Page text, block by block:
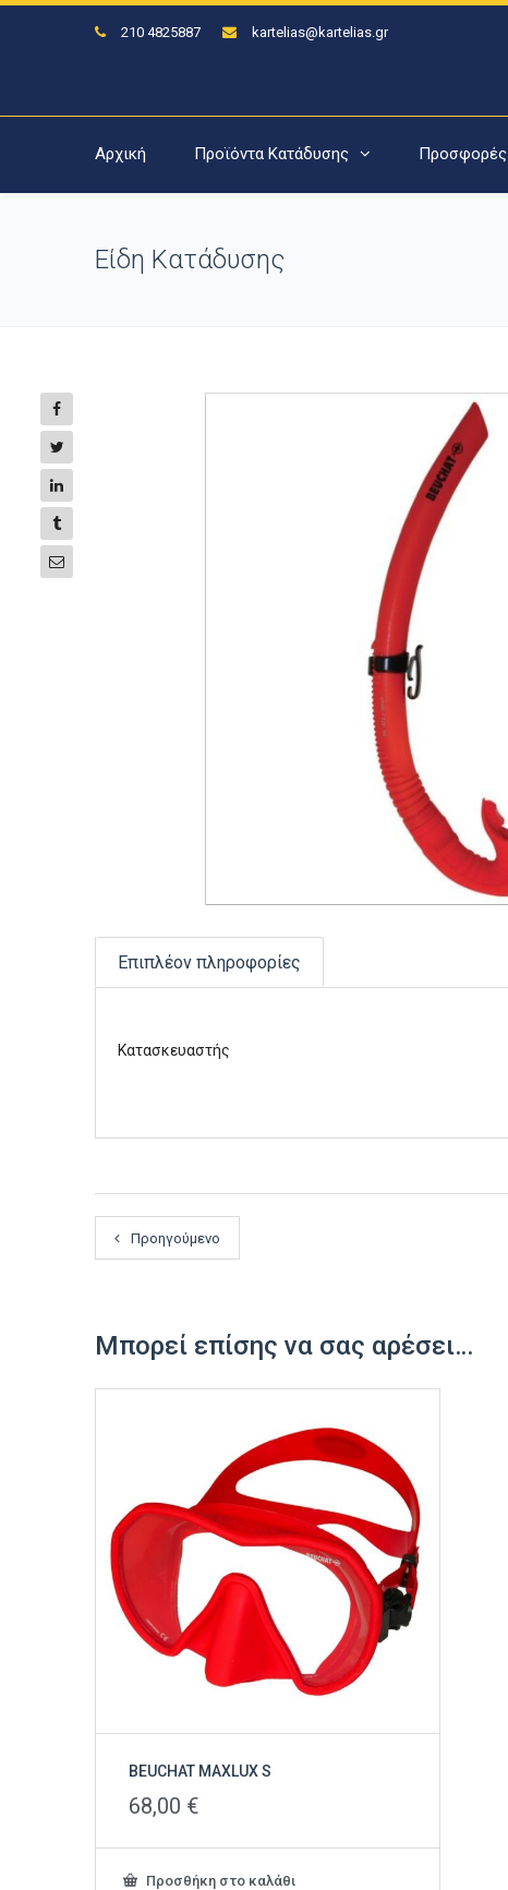
210 4825887 kartelias@kartelias.gr
Αρχική Προϊόντα Κατάδυσης Προσφορές
Είδη Κατάδυσης
Επιπλέον πληροφορίες
Κατασκευαστής
Προηγούμενο
Μπορεί επίσης να σας αρέσει…
BEUCHAT MAXLUX S
68,00 €
Προσθήκη στο καλάθι